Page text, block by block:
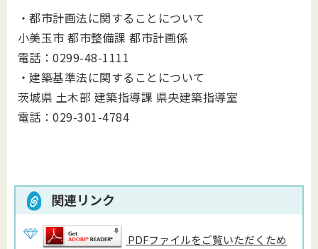
・都市計画法に関することについて
小美玉市 都市整備課 都市計画係
電話：0299-48-1111
・建築基準法に関することについて
茨城県 土木部 建築指導課 県央建築指導室
電話：029-301-4784
関連リンク
PDFファイルをご覧いただくため